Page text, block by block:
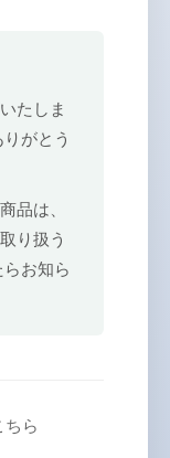
たしま
がとう
品は、
り扱う
お知ら
ら